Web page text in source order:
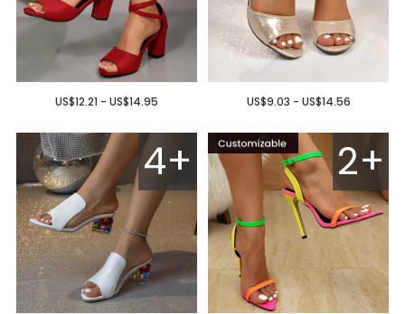
US$12.21 - US$14.95 US$9.03 - US$14.56
4+ 2+